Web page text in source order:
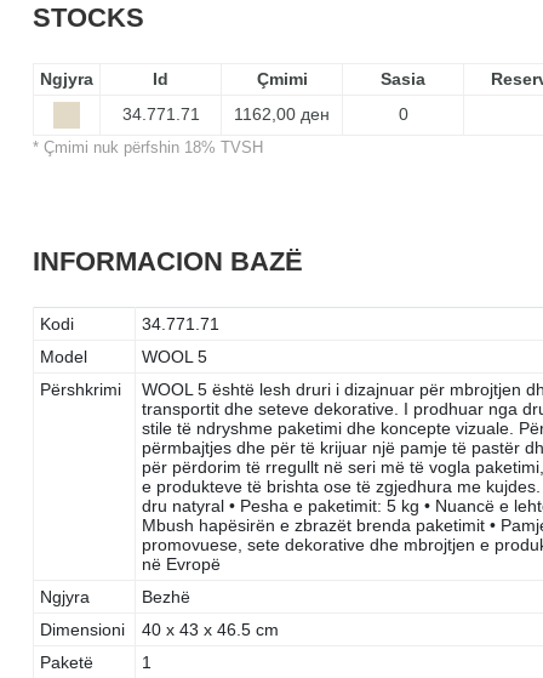
STOCKS
Ngjyra Id Çmimi Sasia
34.771.71
1162,00 ден
0
* Çmimi nuk përfshin 18% TVSH
INFORMACION BAZË
Kodi
34.771.71
Model
WOOL 5
Përshkrimi
WOOL 5 është lesh druri i dizajnuar për mbrojtjen
transportit dhe seteve dekorative. I prodhuar nga
stile të ndryshme paketimi dhe koncepte vizuale.
përmbajtjes dhe për të krijuar një pamje të pastër
për përdorim të rregullt në seri më të vogla
e produkteve të brishta ose të zgjedhura me
dru natyral • Pesha e paketimit: 5 kg • Nuancë e
Mbush hapësirën e zbrazët brenda paketimit •
promovuese, sete dekorative dhe mbrojtjen e
në Evropë
Ngjyra
Bezhë
Dimensioni
40 x 43 x 46.5 cm
Paketë
1